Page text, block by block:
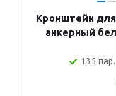
Кронштейн
анкерный
135 пар.